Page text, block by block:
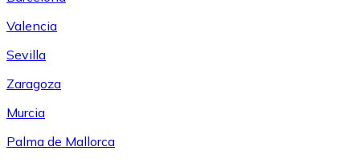
Valencia
Sevilla
Zaragoza
Murcia
Palma de Mallorca